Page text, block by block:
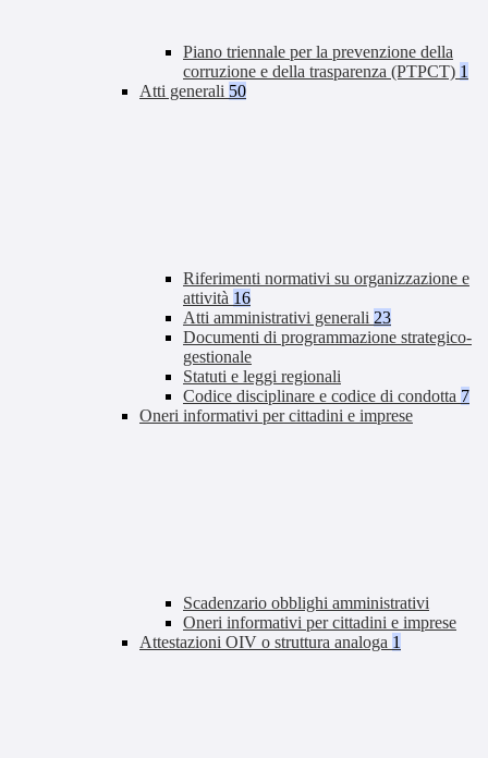
Piano triennale per la prevenzione della
corruzione e della trasparenza (PTPCT) 1
Atti generali 50
Riferimenti normativi su organizzazione e
attività 16
Atti amministrativi generali 23
Documenti di programmazione strategico-
gestionale
Statuti e leggi regionali
Codice disciplinare e codice di condotta 7
Oneri informativi per cittadini e imprese
Scadenzario obblighi amministrativi
Oneri informativi per cittadini e imprese
Attestazioni OIV o struttura analoga 1